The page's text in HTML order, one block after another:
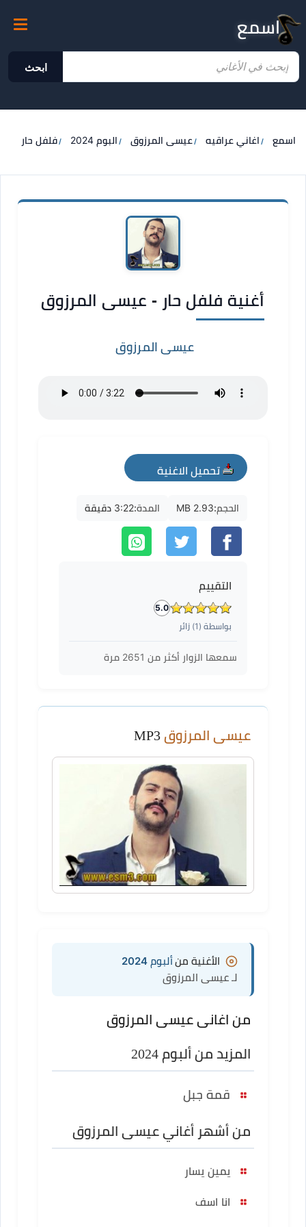
اسمع
ابحث
اسمع اغاني عراقيه عيسى المرزوق البوم 2024 فلفل حار
أغنية فلفل حار - عيسى المرزوق
عيسى المرزوق
تحميل الاغنية
mp3
الحجم:2.93 MB المدة:3:22 دقيقة
التقييم
5.0
بواسطة ( 1) زائر
سمعها الزوار أكثر من 2651 مرة
عيسى المرزوق
الأغنية منألبوم 2024
لـ عيسى المرزوق
من اغانى عيسى المرزوق
المزيد من ألبوم 2024
قمة جبل
من أشهر أغاني عيسى المرزوق
يمين يسار
انا اسف